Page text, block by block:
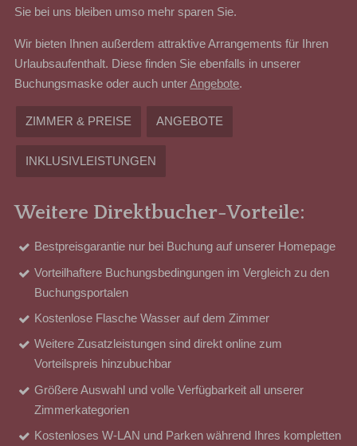
Sie bei uns bleiben umso mehr sparen Sie.
Wir bieten Ihnen außerdem attraktive Arrangements für Ihren
Urlaubsaufenthalt. Diese finden Sie ebenfalls in unserer
Buchungsmaske oder auch unterAngebote.
ZIMMER & PREISE ANGEBOTE
INKLUSIVLEISTUNGEN
Weitere Direktbucher-Vorteile:
Bestpreisgarantie nur bei Buchung auf unserer Homepage
Vorteilhaftere Buchungsbedingungen im Vergleich zu den
Buchungsportalen
Kostenlose Flasche Wasser auf dem Zimmer
Weitere Zusatzleistungen sind direkt online zum
Vorteilspreis hinzubuchbar
Größere Auswahl und volle Verfügbarkeit all unserer
Zimmerkategorien
Kostenloses W-LAN und Parken während Ihres kompletten